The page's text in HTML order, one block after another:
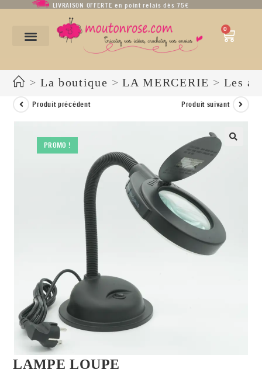
LIVRAISON OFFERTE en point relais dès 75€
0
> La boutique > LA MERCERIE > Les
PROMO !
Produit précédent Produit suivant
LAMPE LOUPE